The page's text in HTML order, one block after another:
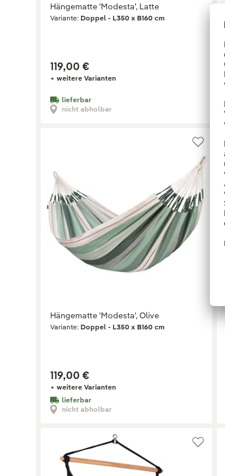
Hängematte 'Modesta', Latte
Variante: Doppel - L350 x B160 cm
119,00 €
+ weitere Varianten
lieferbar
nicht abholbar
Hängematte 'Modesta', Olive
Variante: Doppel - L350 x B160 cm
119,00 €
+ weitere Varianten
lieferbar
nicht abholbar